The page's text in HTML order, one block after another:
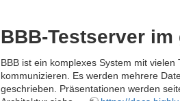
BBB-Testserver im
BBB ist ein komplexes System mit
kommunizieren. Es werden mehrere
geschrieben. Präsentationen werden